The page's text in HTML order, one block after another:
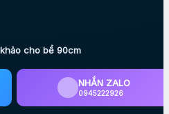
cho bể 90cm
NHẮN ZALO
0945222926